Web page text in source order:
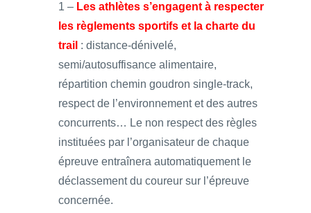
1 – Les athlètes s’engagent à respecter
les règlements sportifs et la charte du
trail : distance-dénivelé,
semi/autosuffisance alimentaire,
répartition chemin goudron single-track,
respect de l’environnement et des autres
concurrents… Le non respect des règles
instituées par l’organisateur de chaque
épreuve entraînera automatiquement le
déclassement du coureur sur l’épreuve
concernée.